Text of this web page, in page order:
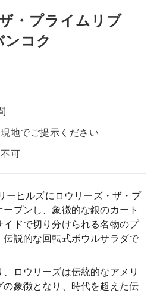
・プライムリブ
コク
地でご提示ください
可
ーヒルズにロウリーズ・ザ・プ
プンし、象徴的な銀のカート
イドで切り分けられる名物のプ
伝説的な回転式ボウルサラダで
ロウリーズは伝統的なアメリ
の象徴となり、時代を超えた伝